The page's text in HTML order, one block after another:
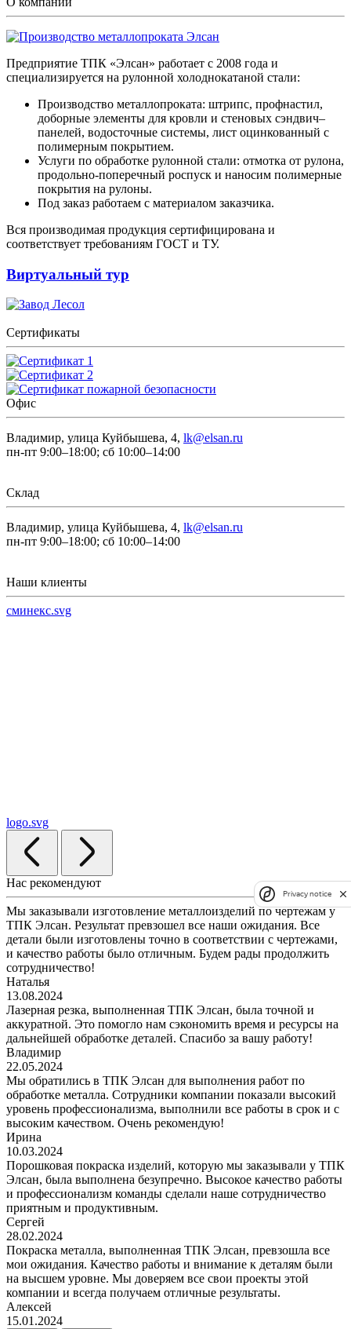
Предприятие ТПК «Элсан» работает с 2008 года и
специализируется на рулонной холоднокатаной стали:
Производство металлопроката: штрипс, профнастил,
доборные элементы для кровли и стеновых сэндвич–
панелей, водосточные системы, лист оцинкованный с
полимерным покрытием.
Услуги по обработке рулонной стали: отмотка от рулона,
продольно-поперечный роспуск и наносим полимерные
покрытия на рулоны.
Под заказ работаем с материалом заказчика.
Вся производимая продукция сертифицирована и
соответствует требованиям ГОСТ и ТУ.
Виртуальный тур
Сертификаты
Офис
Владимир, улица Куйбышева, 4, lk@elsan.ru
пн-пт 9:00–18:00; сб 10:00–14:00
Склад
Владимир, улица Куйбышева, 4, lk@elsan.ru
пн-пт 9:00–18:00; сб 10:00–14:00
Наши клиенты
сминекс.svg
logo.svg
Нас рекомендуют
Мы заказывали изготовление металлоизделий по чертежам у
ТПК Элсан. Результат превзошел все наши ожидания. Все
детали были изготовлены точно в соответствии с чертежами,
и качество работы было отличным. Будем рады продолжить
сотрудничество!
Наталья
13.08.2024
Лазерная резка, выполненная ТПК Элсан, была точной и
аккуратной. Это помогло нам сэкономить время и ресурсы на
дальнейшей обработке деталей. Спасибо за вашу работу!
Владимир
22.05.2024
Мы обратились в ТПК Элсан для выполнения работ по
обработке металла. Сотрудники компании показали высокий
уровень профессионализма, выполнили все работы в срок и с
высоким качеством. Очень рекомендую!
Ирина
10.03.2024
Порошковая покраска изделий, которую мы заказывали у ТПК
Элсан, была выполнена безупречно. Высокое качество работы
и профессионализм команды сделали наше сотрудничество
приятным и продуктивным.
Сергей
28.02.2024
Покраска металла, выполненная ТПК Элсан, превзошла все
мои ожидания. Качество работы и внимание к деталям были
на высшем уровне. Мы доверяем все свои проекты этой
компании и всегда получаем отличные результаты.
Алексей
15.01.2024
Privacy notice